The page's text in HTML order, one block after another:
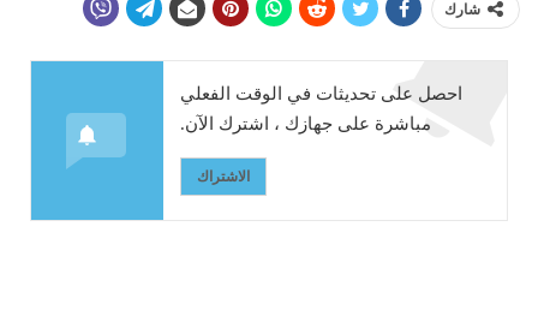
شارك
احصل على تحديثات في الوقت الفعلي
مباشرة على جهازك ، اشترك الآن.
الاشتراك